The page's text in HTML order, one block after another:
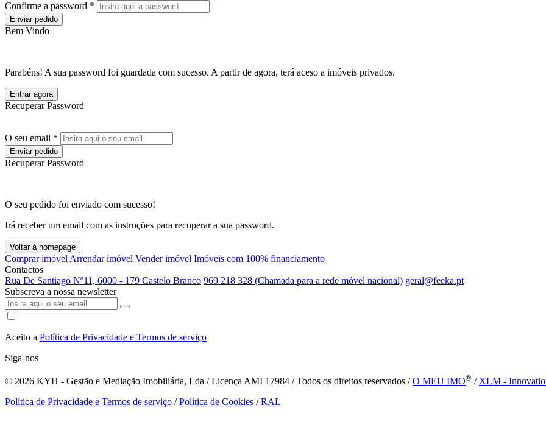
Confirme a password *
Enviar pedido
Bem Vindo
Parabéns! A sua password foi guardada com sucesso. A partir de agora, terá aceso a imóveis privados.
Entrar agora
Recuperar Password
O seu email *
Enviar pedido
Recuperar Password
O seu pedido foi enviado com sucesso!
Irá receber um email com as instruções para recuperar a sua password.
Voltar à homepage
Comprar imóvel Arrendar imóvel Vender imóvel Imóveis com 100% financiamento
Contactos
Rua De Santiago Nº11, 6000 - 179 Castelo Branco 969 218 328 (Chamada para a rede móvel nacional) geral@feeka.pt
Subscreva a nossa newsletter
Aceito a Política de Privacidade e Termos de serviço
Siga-nos
© 2026 KYH - Gestão e Mediação Imobiliária, Lda / Licença AMI 17984 / Todos os direitos reservados /O MEU IMO® / XLM -
Política de Privacidade e Termos de serviço /Política de Cookies /RAL